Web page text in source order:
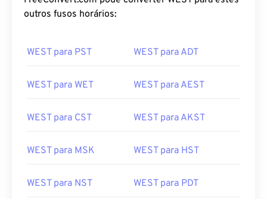
outros fusos horários:
WEST para PST WEST para ADT
WEST para WET WEST para AEST
WEST para CST WEST para AKST
WEST para MSK WEST para HST
WEST para NST WEST para PDT